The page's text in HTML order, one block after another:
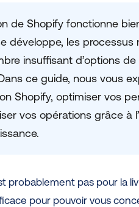
de Shopify fonctionne
développe, les processus
insuffisant d’options de
ce guide, nous vous
Shopify, optimiser vos
vos opérations grâce à
probablement pas pour la
pour pouvoir vous